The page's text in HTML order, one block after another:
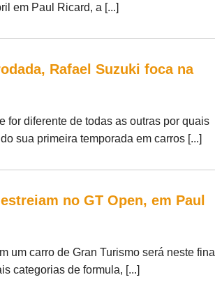
em Paul Ricard, a [...]
Rafael Suzuki foca na
for diferente de todas as outras por quais
sua primeira temporada em carros [...]
no GT Open, em Paul
um carro de Gran Turismo será neste final
categorias de formula, [...]